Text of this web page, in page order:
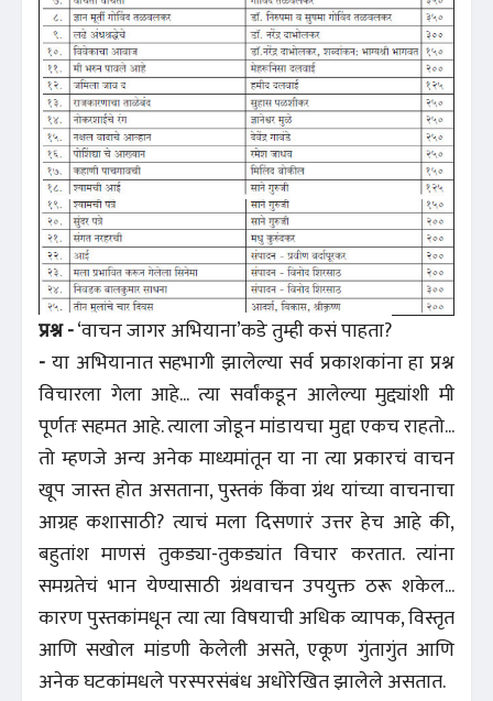
प्रश्न -‘वाचन जागर अभियाना’कडे तुम्ही कसं पाहता?
- या अभियानात सहभागी झालेल्या सर्व प्रकाशकांना हा प्रश्न
विचारला गेला आहे... त्या सर्वांकडून आलेल्या मुद्द्यांशी मी
पूर्णतः सहमत आहे. त्याला जोडून मांडायचा मुद्दा एकच राहतो...
तो म्हणजे अन्य अनेक माध्यमांतून या ना त्या प्रकारचं वाचन
खूप जास्त होत असताना, पुस्तकं किंवा ग्रंथ यांच्या वाचनाचा
आग्रह कशासाठी? त्याचं मला दिसणारं उत्तर हेच आहे की,
बहुतांश माणसं तुकड्या-तुकड्यांत विचार करतात. त्यांना
समग्रतेचं भान येण्यासाठी ग्रंथवाचन उपयुक्त ठरू शकेल...
कारण पुस्तकांमधून त्या त्या विषयाची अधिक व्यापक, विस्तृत
आणि सखोल मांडणी केलेली असते, एकूण गुंतागुंत आणि
अनेक घटकांमधले परस्परसंबंध अधोरेखित झालेले असतात.